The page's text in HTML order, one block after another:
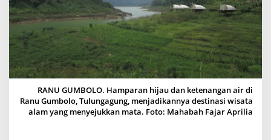
L
A
M
E
K
S
O
T
I
S
D
RANU GUMBOLO. Hamparan hijau dan ketenangan air di
Ranu Gumbolo, Tulungagung, menjadikannya destinasi wisata
alam yang menyejukkan mata. Foto: Mahabah Fajar Aprilia